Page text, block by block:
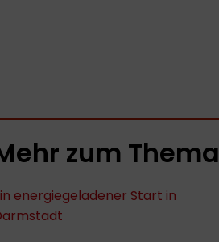
zum Thema
energiegeladener Start in